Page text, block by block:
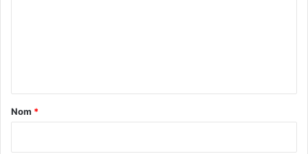
a
Nom *